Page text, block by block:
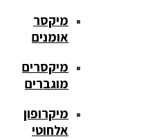
מיקסר
אומנים
מיקסרים
מוגברים
מיקרופון
אלחוטי